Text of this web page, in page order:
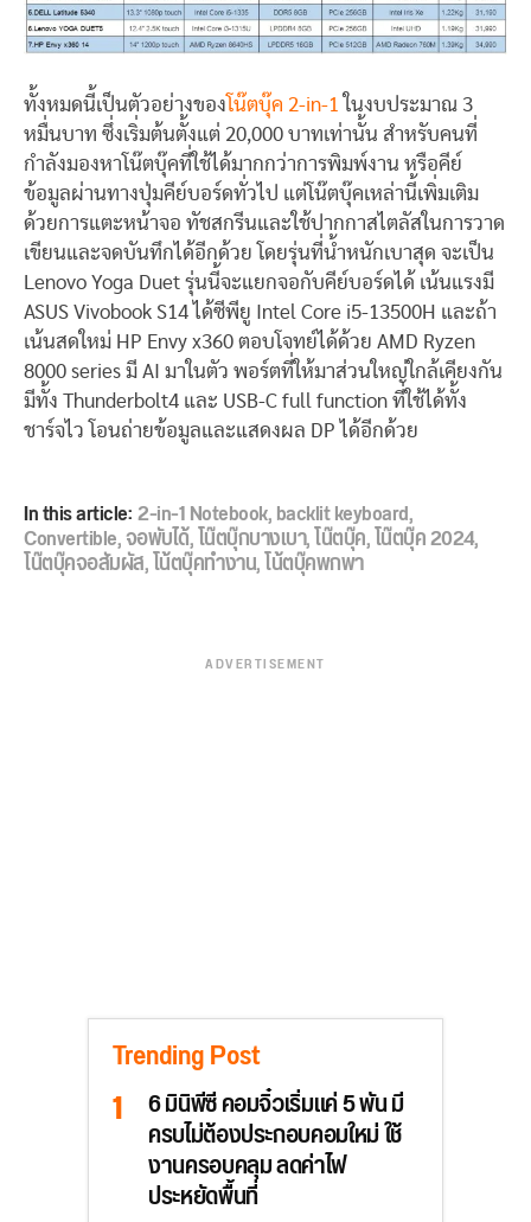
ทั้งหมดนี้เป็นตัวอย่างของโน๊ตบุ๊ค 2-in-1
ในงบประมาณ 3
หมื่นบาท ซึ่งเริ่มต้นตั้งแต่ 20,000 บาทเท่านั้น สำหรับคนที่
กำลังมองหาโน๊ตบุ๊คที่ใช้ได้มากกว่าการพิมพ์งาน หรือคีย์
ข้อมูลผ่านทางปุ่มคีย์บอร์ดทั่วไป แต่โน๊ตบุ๊คเหล่านี้เพิ่มเติม
ด้วยการแตะหน้าจอ ทัชสกรีนและใช้ปากกาสไตลัสในการวาด
เขียนและจดบันทึกได้อีกด้วย โดยรุ่นที่น้ำหนักเบาสุด จะเป็น
Lenovo Yoga Duet รุ่นนี้จะแยกจอกับคีย์บอร์ดได้ เน้นแรงมี
ASUS Vivobook S14 ได้ซีพียู Intel Core i5-13500H และถ้า
เน้นสดใหม่ HP Envy x360 ตอบโจทย์ได้ด้วย AMD Ryzen
8000 series มี AI มาในตัว พอร์ตที่ให้มาส่วนใหญ่ใกล้เคียงกัน
มีทั้ง Thunderbolt4 และ USB-C full function ที่ใช้ได้ทั้ง
ชาร์จไว โอนถ่ายข้อมูลและแสดงผล DP ได้อีกด้วย
In this article:2-in-1 Notebook,backlit keyboard,
Convertible,จอพับได้,โน๊ตบุ๊กบางเบา,โน๊ตบุ๊ค,โน๊ตบุ๊ค 2024,
โน๊ตบุ๊คจอสัมผัส,โน้ตบุ๊คทำงาน,โน้ตบุ๊คพกพา
ADVERTISEMENT
Trending Post
6 มินิพีซี คอมจิ๋วเริ่มแค่ 5 พัน มี
ครบไม่ต้องประกอบคอมใหม่ ใช้
งานครอบคลุม ลดค่าไฟ
ประหยัดพื้นที่